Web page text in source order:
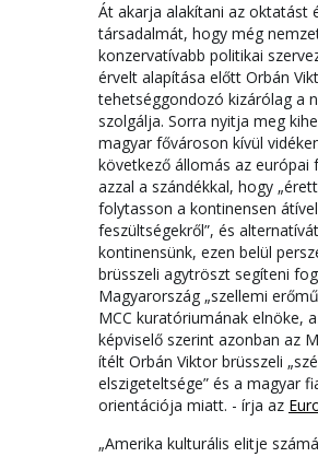
Át akarja alakítani az oktatást
társadalmát, hogy még
konzervatívabb politikai
érvelt alapítása előtt Orbán
tehetséggondozó kizárólag a
szolgálja. Sorra nyitja meg
magyar fővároson kívül
következő állomás az európai
azzal a szándékkal, hogy
folytasson a kontinensen
feszültségekről”, és
kontinensünk, ezen belül
brüsszeli agytröszt segíteni
Magyarország „szellemi
MCC kuratóriumának elnöke,
képviselő szerint azonban az
ítélt Orbán Viktor brüsszeli
elszigeteltsége” és a magyar
orientációja miatt. - írja az
„Amerika kulturális elitje